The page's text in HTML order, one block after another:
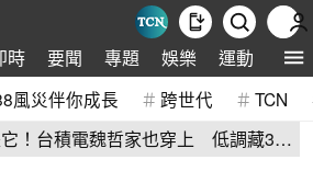
時 要聞 專題 娛樂 運動 全球
風災伴你成長 跨世代 TCN
！台積電魏哲家也穿上 低調藏38